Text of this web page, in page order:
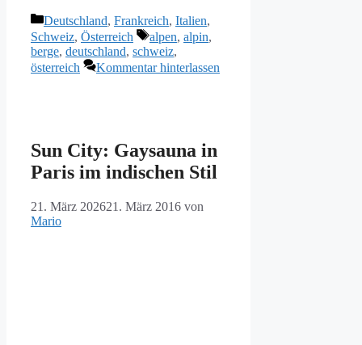
Kategorien
Deutschland, Frankreich, Italien,
Schweiz, Österreich Schlagwörter
alpen, alpin,
berge, deutschland, schweiz,
österreich
Kommentar hinterlassen
Sun City: Gaysauna in
Paris im indischen Stil
21. März 202621. März 2016 von
Mario